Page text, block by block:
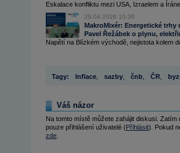
Eskalace konfliktu mezi USA, Izraelem a
29.04.2026 10:36
MakroMixér: Energetické
Pavel Řežábek o plynu,
Napětí na Blízkém východě, nejistota kolem
Tagy: Inflace sazby čnb ČR
Váš názor
Na tomto místě můžete zahájit diskusi.
pouze přihlášení uživatelé (Přihlásit). Pokud
zde